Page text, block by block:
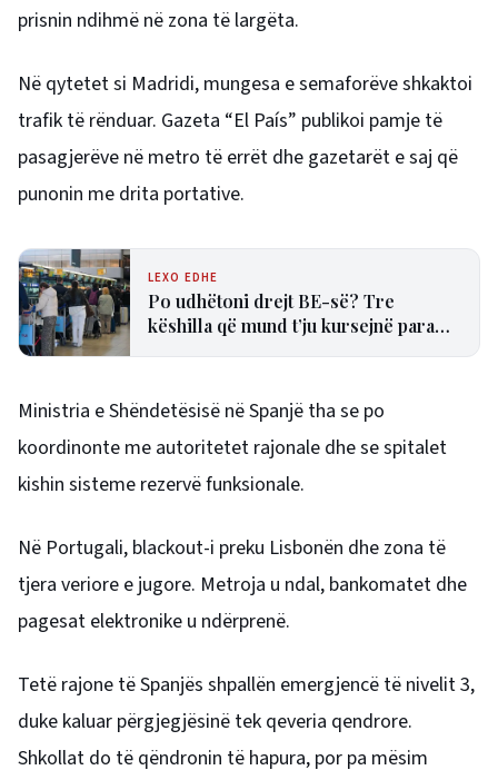
prisnin ndihmë në zona të largëta.
Në qytetet si Madridi, mungesa e semaforëve shkaktoi
trafik të rënduar. Gazeta “El País” publikoi pamje të
pasagjerëve në metro të errët dhe gazetarët e saj që
punonin me drita portative.
LEXO EDHE
Po udhëtoni drejt BE-së? Tre
këshilla që mund t’ju kursejnë para
Ministria e Shëndetësisë në Spanjë tha se po
koordinonte me autoritetet rajonale dhe se spitalet
kishin sisteme rezervë funksionale.
Në Portugali, blackout-i preku Lisbonën dhe zona të
tjera veriore e jugore. Metroja u ndal, bankomatet dhe
pagesat elektronike u ndërprenë.
Tetë rajone të Spanjës shpallën emergjencë të nivelit 3,
duke kaluar përgjegjësinë tek qeveria qendrore.
Shkollat do të qëndronin të hapura, por pa mësim